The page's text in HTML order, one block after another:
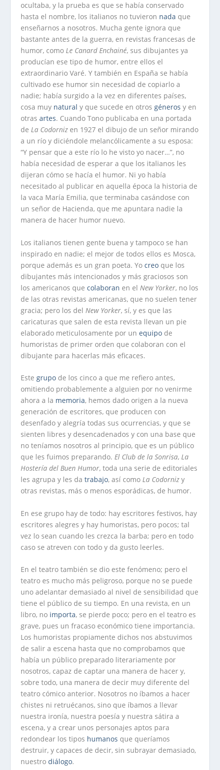
ocultaba, y la prueba es que se había conservado
hasta el nombre, los italianos no tuvieron nada que
enseñarnos a nosotros. Mucha gente ignora que
bastante antes de la guerra, en revistas francesas de
humor, comoLe Canard Enchainé, sus dibujantes ya
producían ese tipo de humor, entre ellos el
extraordinario Varé. Y también en España se había
cultivado ese humor sin necesidad de copiarlo a
nadie; había surgido a la vez en diferentes países,
cosa muy natural y que sucede en otrosgéneros y en
otrasartes. Cuando Tono publicaba en una portada
deLa Codorniz en 1927 el dibujo de un señor mirando
a un río y diciéndole melancólicamente a su esposa:
“Y pensar que a este río lo he visto yo nacer…”, no
había necesidad de esperar a que los italianos les
dijeran cómo se hacía el humor. Ni yo había
necesitado al publicar en aquella época la historia de
la vaca María Emilia, que terminaba casándose con
un señor de Hacienda, que me apuntara nadie la
manera de hacer humor nuevo.
Los italianos tienen gente buena y tampoco se han
inspirado en nadie; el mejor de todos ellos es Mosca,
porque además es un gran poeta. Yocreo que los
dibujantes más intencionados y más graciosos son
los americanos quecolaboran en elNew Yorker, no los
de las otras revistas americanas, que no suelen tener
gracia; pero los delNew Yorker, sí, y es que las
caricaturas que salen de esta revista llevan un pie
elaborado meticulosamente por unequipo de
humoristas de primer orden que colaboran con el
dibujante para hacerlas más eficaces.
Estegrupo de los cinco a que me refiero antes,
omitiendo probablemente a alguien por no venirme
ahora a la memoria, hemos dado origen a la nueva
generación de escritores, que producen con
desenfado y alegría todas sus ocurrencias, y que se
sienten libres y desencadenados y con una base que
no teníamos nosotros al principio, que es un público
que les fuimos preparando.El Club de la Sonrisa,La
Hostería del Buen Humor, toda una serie de editoriales
les agrupa y les datrabajo, así comoLa Codorniz y
otras revistas, más o menos esporádicas, de humor.
En ese grupo hay de todo: hay escritores festivos, hay
escritores alegres y hay humoristas, pero pocos; tal
vez lo sean cuando les crezca la barba; pero en todo
caso se atreven con todo y da gusto leerles.
En el teatro también se dio este fenómeno; pero el
teatro es mucho más peligroso, porque no se puede
uno adelantar demasiado al nivel de sensibilidad que
tiene el público de su tiempo. En una revista, en un
libro, no importa, se pierde poco; pero en el teatro es
grave, pues un fracaso económico tiene importancia.
Los humoristas propiamente dichos nos abstuvimos
de salir a escena hasta que no comprobamos que
había un público preparado literariamente por
nosotros, capaz de captar una manera de hacer y,
sobre todo, una manera de decir muy diferente del
teatro cómico anterior. Nosotros no íbamos a hacer
chistes ni retruécanos, sino que íbamos a llevar
nuestra ironía, nuestra poesía y nuestra sátira a
escena, y a crear unos personajes aptos para
redondear los tipos humanos que queríamos
destruir, y capaces de decir, sin subrayar demasiado,
nuestrodiálogo.